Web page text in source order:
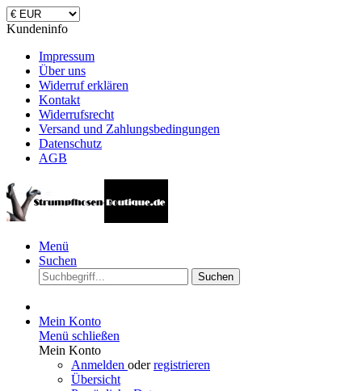
Kundeninfo
Impressum
Über uns
Widerruf erklären
Kontakt
Widerrufsrecht
Versand und Zahlungsbedingungen
Datenschutz
AGB
Menü
Suchen
Suchen
Mein Konto
Menü schließen
Mein Konto
Anmelden oderregistrieren
Übersicht